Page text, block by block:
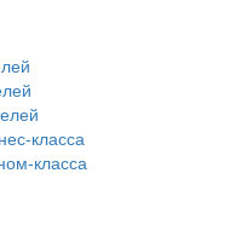
класса
класса